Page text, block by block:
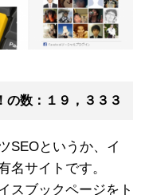
の数：１９，３３３
SEOというか、イ
名サイトです。
スブックページをト